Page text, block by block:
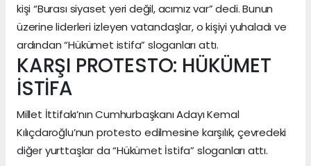
kişi “Burası siyaset yeri değil, acımız var” dedi. Bunun
üzerine liderleri izleyen vatandaşlar, o kişiyi yuhaladı ve
ardından “Hükümet istifa” sloganları attı.
KARŞI PROTESTO: HÜKÜMET
İSTİFA
Millet İttifakı’nın Cumhurbaşkanı Adayı Kemal
Kılıçdaroğlu’nun protesto edilmesine karşılık, çevredeki
diğer yurttaşlar da “Hükümet İstifa” sloganları attı.